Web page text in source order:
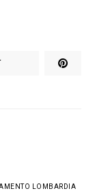
LOMBARDIA